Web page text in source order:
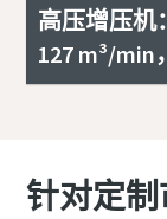
高压增压机
127 m³/min，
针对定